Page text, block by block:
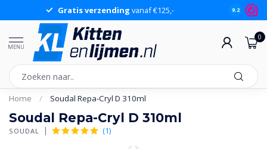
Gratis verzending vanaf €125,- 9.2
MENU
0
Home / Soudal Repa-Cryl D 310ml
Soudal Repa-Cryl D 310ml
SOUDAL (1)